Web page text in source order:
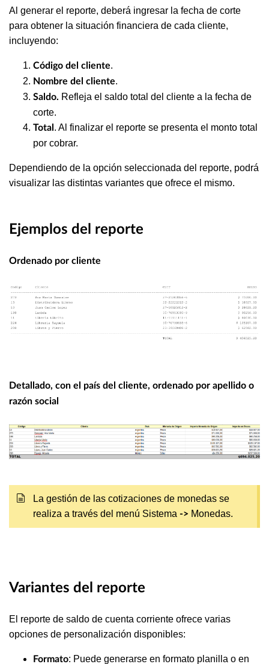
Al generar el reporte, deberá ingresar la fecha de corte
para obtener la situación financiera de cada cliente,
incluyendo:
Código del cliente.
Nombre del cliente.
Saldo. Refleja el saldo total del cliente a la fecha de
corte.
Total . Al finalizar el reporte se presenta el monto total
por cobrar.
Dependiendo de la opción seleccionada del reporte, podrá
visualizar las distintas variantes que ofrece el mismo.
Ejemplos del reporte
Ordenado por cliente
Detallado, con el país del cliente, ordenado por apellido o
razón social
La gestión de las cotizaciones de monedas se
realiza a través del menú Sistema -> Monedas.
Variantes del reporte
El reporte de saldo de cuenta corriente ofrece varias
opciones de personalización disponibles:
Formato: Puede generarse en formato planilla o en